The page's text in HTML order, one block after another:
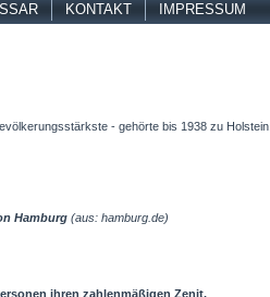
KONTAKT
IMPRESSUM
- gehörte bis 1938 zu Holstein.
Hamburg (aus: hamburg.de)
ihren zahlenmäßigen Zenit.